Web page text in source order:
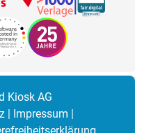
Kiosk AG
| Impressum |